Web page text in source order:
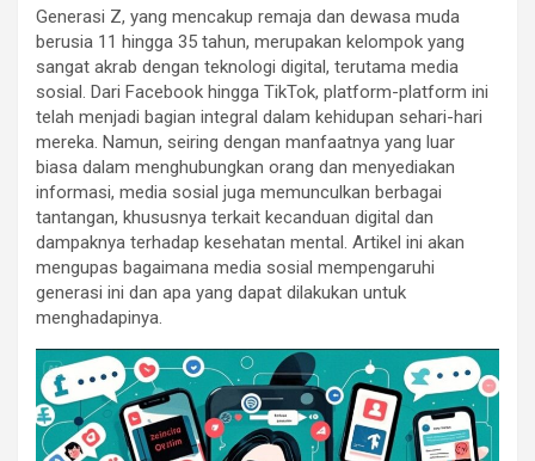
Generasi Z, yang mencakup remaja dan dewasa muda
berusia 11 hingga 35 tahun, merupakan kelompok yang
sangat akrab dengan teknologi digital, terutama media
sosial. Dari Facebook hingga TikTok, platform-platform ini
telah menjadi bagian integral dalam kehidupan sehari-hari
mereka. Namun, seiring dengan manfaatnya yang luar
biasa dalam menghubungkan orang dan menyediakan
informasi, media sosial juga memunculkan berbagai
tantangan, khususnya terkait kecanduan digital dan
dampaknya terhadap kesehatan mental. Artikel ini akan
mengupas bagaimana media sosial mempengaruhi
generasi ini dan apa yang dapat dilakukan untuk
menghadapinya.